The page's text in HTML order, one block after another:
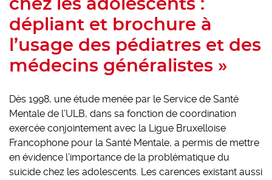
chez les adolescents :
dépliant et brochure à
l’usage des pédiatres et des
médecins généralistes »
Dès 1998, une étude menée par le Service de Santé
Mentale de l’ULB, dans sa fonction de coordination
exercée conjointement avec la Ligue Bruxelloise
Francophone pour la Santé Mentale, a permis de mettre
en évidence l’importance de la problématique du
suicide chez les adolescents. Les carences existant aussi